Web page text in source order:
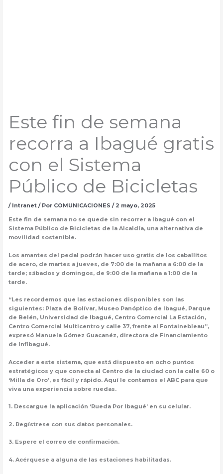
Este fin de semana
recorra a Ibagué gratis
con el Sistema
Público de Bicicletas
/ Intranet/ Por COMUNICACIONES / 2 mayo, 2025
Este fin de semana no se quede sin recorrer a Ibagué con el
Sistema Público de Bicicletas de la Alcaldía, una alternativa de
movilidad sostenible.
Los amantes del pedal podrán hacer uso gratis de los caballitos
de acero, de martes a jueves, de 7:00 de la mañana a 6:00 de la
tarde; sábados y domingos, de 9:00 de la mañana a 1:00 de la
tarde.
“Les recordemos que las estaciones disponibles son las
siguientes: Plaza de Bolívar, Museo Panóptico de Ibagué, Parque
de Belén, Universidad de Ibagué, Centro Comercial La Estación,
Centro Comercial Multicentro y calle 37, frente al Fontainebleau”,
expresó Manuela Gómez Guacanéz, directora de Financiamiento
de Infibagué.
Acceder a este sistema, que está dispuesto en ocho puntos
estratégicos y que conecta al Centro de la ciudad con la calle 60 o
‘Milla de Oro’, es fácil y rápido. Aquí le contamos el ABC para que
viva una experiencia sobre ruedas.
1. Descargue la aplicación ‘Rueda Por Ibagué’ en su celular.
2. Regístrese con sus datos personales.
3. Espere el correo de confirmación.
4. Acérquese a alguna de las estaciones habilitadas.